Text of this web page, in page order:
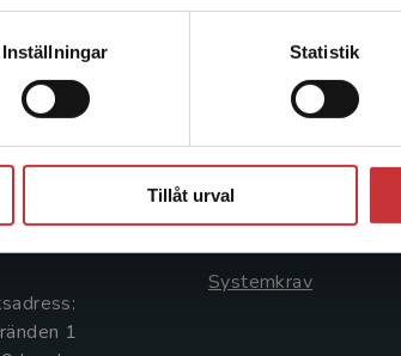
Inställningar Statistik
Tillåt urval
oss
oss
20 00
Lund
1
Kundservice
Kontakta kundservice
046-31 21 00
Frågor och svar
Systemkrav